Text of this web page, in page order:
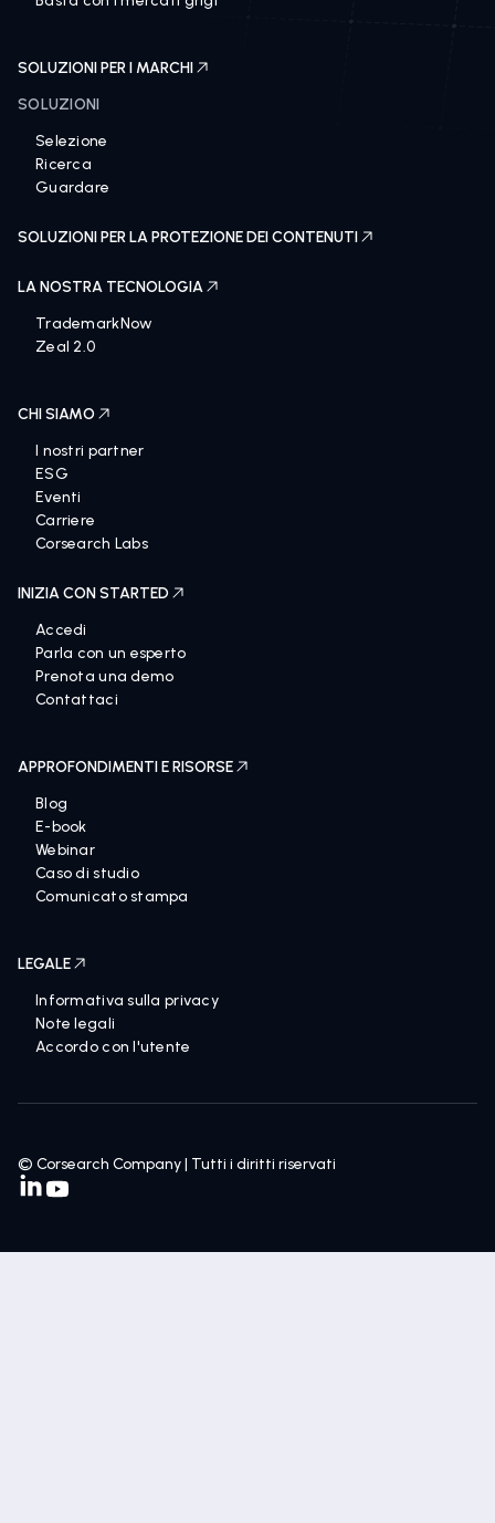
SOLUZIONI PER I MARCHI
SOLUZIONI
Selezione
Ricerca
Guardare
SOLUZIONI PER LA PROTEZIONE DEI CONTENUTI
LA NOSTRA TECNOLOGIA
TrademarkNow
Zeal 2.0
CHI SIAMO
I nostri partner
ESG
Eventi
Carriere
Corsearch Labs
INIZIA CON STARTED
Accedi
Parla con un esperto
Prenota una demo
Contattaci
APPROFONDIMENTI E RISORSE
Blog
E-book
Webinar
Caso di studio
Comunicato stampa
LEGALE
Informativa sulla privacy
Note legali
Accordo con l'utente
© Corsearch Company | Tutti i diritti riservati